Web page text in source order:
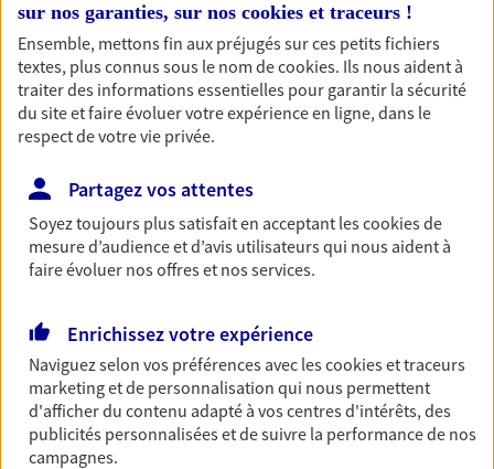
Découvrir les offres Épargne
Retraite
Préparez sereinement ce nouveau chapitre de
notre solution PER (Plan Epargne Retraite)
spécialement conçue pour la retraite.
Découvrir l'offre Retraite
Pour un avenir serein, assurez-vous avec notre
contrat prévoyance. Préservez vos proches en cas
d'accident ou de maladie en optant pour les
garanties incapacité temporaire totale de travail,
invalidité ou de décès.
sur nos garanties, sur nos cookies et traceurs !
Ensemble, mettons fin aux préjugés sur ces petits fichiers
textes, plus connus sous le nom decookies. Ils nous aident à
traiter des informations essentielles pour garantir la sécurité
du site et faire évoluer votre expérience en ligne, dans le
respect de votre vie privée.
Partagez vos attentes
Soyez toujours plus satisfait en acceptant lescookiesde
mesure d’audience et d’avis utilisateurs qui nous aident à
faire évoluer nos offres et nos services.
Enrichissez votre expérience
Naviguez selon vos préférences avec lescookies et traceurs
marketing et de personnalisation qui nous permettent
d'afficher du contenu adapté à vos centres d'intérêts, des
publicités personnalisées et de suivre la performance de nos
campagnes.